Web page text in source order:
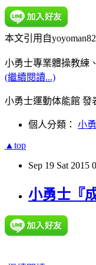
本文引用自
小勇士專業體操教練
(繼續閱讀...)
小勇士運動体能館 發
個人分類： 小
▲top
Sep 19 Sat 2015
小勇士『